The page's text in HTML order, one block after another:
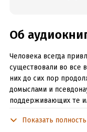
Об
Человека всегда
существовали во все
них до сих пор
домыслами и
поддерживающих те
Показать